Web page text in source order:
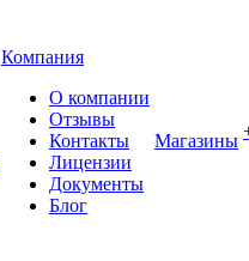
Компания
О компании
Отзывы
Контакты
Лицензии
Документы
Блог
Магазины